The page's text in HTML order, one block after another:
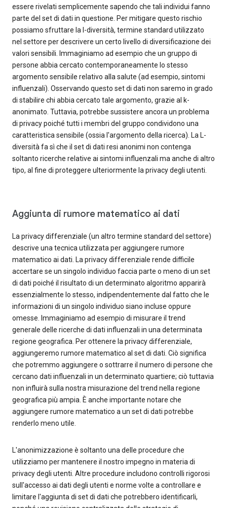
essere rivelati semplicemente sapendo che tali individui fanno
parte del set di dati in questione. Per mitigare questo rischio
possiamo sfruttare la l-diversità, termine standard utilizzato
nel settore per descrivere un certo livello di diversificazione dei
valori sensibili. Immaginiamo ad esempio che un gruppo di
persone abbia cercato contemporaneamente lo stesso
argomento sensibile relativo alla salute (ad esempio, sintomi
influenzali). Osservando questo set di dati non saremo in grado
di stabilire chi abbia cercato tale argomento, grazie al k-
anonimato. Tuttavia, potrebbe sussistere ancora un problema
di privacy poiché tutti i membri del gruppo condividono una
caratteristica sensibile (ossia l'argomento della ricerca). La L-
diversità fa sì che il set di dati resi anonimi non contenga
soltanto ricerche relative ai sintomi influenzali ma anche di altro
tipo, al fine di proteggere ulteriormente la privacy degli utenti.
Aggiunta di rumore matematico ai dati
La privacy differenziale (un altro termine standard del settore)
descrive una tecnica utilizzata per aggiungere rumore
matematico ai dati. La privacy differenziale rende difficile
accertare se un singolo individuo faccia parte o meno di un set
di dati poiché il risultato di un determinato algoritmo apparirà
essenzialmente lo stesso, indipendentemente dal fatto che le
informazioni di un singolo individuo siano incluse oppure
omesse. Immaginiamo ad esempio di misurare il trend
generale delle ricerche di dati influenzali in una determinata
regione geografica. Per ottenere la privacy differenziale,
aggiungeremo rumore matematico al set di dati. Ciò significa
che potremmo aggiungere o sottrarre il numero di persone che
cercano dati influenzali in un determinato quartiere; ciò tuttavia
non influirà sulla nostra misurazione del trend nella regione
geografica più ampia. È anche importante notare che
aggiungere rumore matematico a un set di dati potrebbe
renderlo meno utile.
L'anonimizzazione è soltanto una delle procedure che
utilizziamo per mantenere il nostro impegno in materia di
privacy degli utenti. Altre procedure includono controlli rigorosi
sull'accesso ai dati degli utenti e norme volte a controllare e
limitare l'aggiunta di set di dati che potrebbero identificarli,